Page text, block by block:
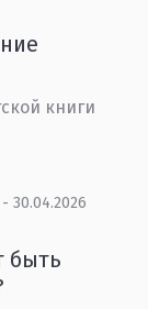
книги
30.04.2026
быть